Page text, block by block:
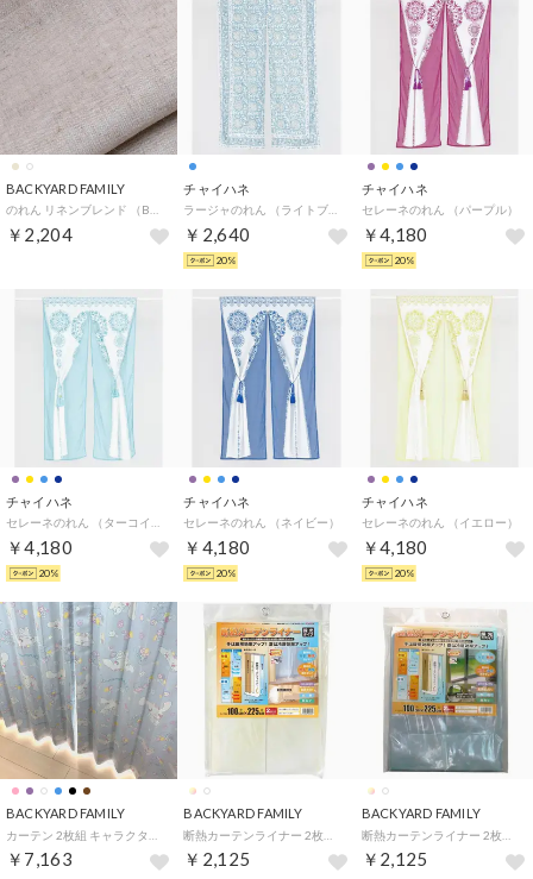
BACKYARD FAMILY
のれん リネンブレンド （BE）
￥2,204
チャイハネ
ラージャのれん （ライトブルー）
￥2,640
20%
チャイハネ
セレーネのれん （パープル）
￥4,180
20%
チャイハネ
￥4,180
20%
チャイハネ
セレーネのれん （ネイビー）
￥4,180
20%
チャイハネ
セレーネのれん （イエロー）
￥4,180
20%
BACKYARD FAMILY
￥7,163
BACKYARD FAMILY
￥2,125
BACKYARD FAMILY
￥2,125